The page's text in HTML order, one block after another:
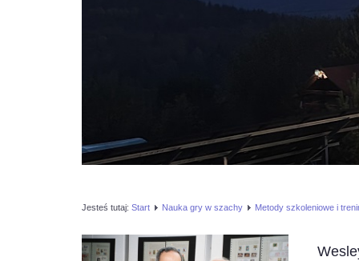
Jesteś tutaj: Start Nauka gry w szachy Metody szkoleniowe i